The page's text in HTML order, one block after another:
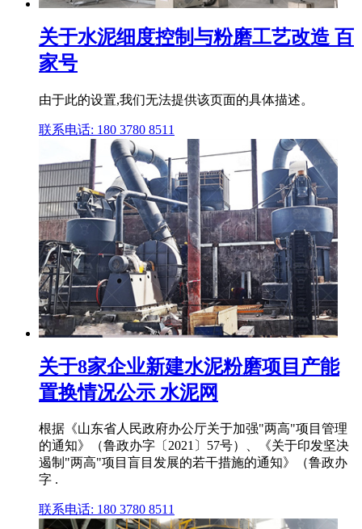
关于水泥细度控制与粉磨工艺改造 百
家号
由于此的设置,我们无法提供该页面的具体描述。
联系电话: 180 3780 8511
关于8家企业新建水泥粉磨项目产能
置换情况公示 水泥网
根据《山东省人民政府办公厅关于加强"两高"项目管理
的通知》（鲁政办字〔2021〕57号）、《关于印发坚决
遏制"两高"项目盲目发展的若干措施的通知》（鲁政办
字 .
联系电话: 180 3780 8511